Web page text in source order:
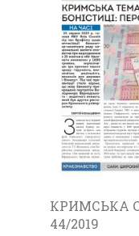
КРИМСЬКА
44/2019